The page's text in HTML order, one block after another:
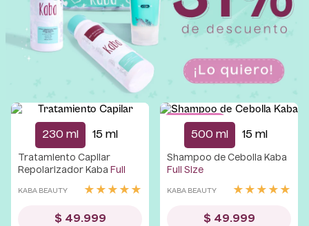
230 ml 15 ml
Tratamiento Capilar
Repolarizador Kaba Full
KABA BEAUTY ★ ★ ★ ★ ★
$ 49.999
Best Seller
500 ml 15 ml
Shampoo de Cebolla Kaba
Full Size
KABA BEAUTY ★ ★ ★ ★ ★
$ 49.999